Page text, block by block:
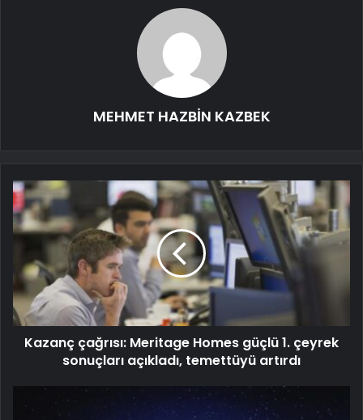
MEHMET HAZBİN KAZBEK
Kazanç çağrısı: Meritage Homes güçlü 1. çeyrek
sonuçları açıkladı, temettüyü artırdı